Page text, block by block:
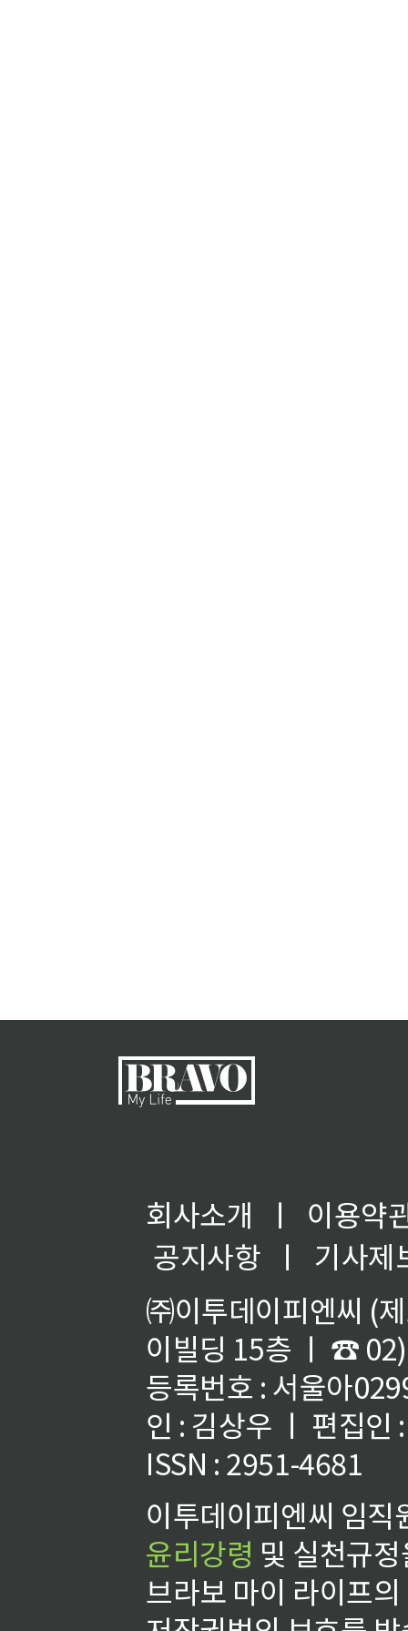
회사소개 ㅣ
이용약
공지사항
ㅣ
기사제
㈜이투데이피엔씨 (
이빌딩 15층 ㅣ ☎
등록번호 : 서울아
인 : 김상우 ㅣ 편집인
ISSN : 2951-4681
이투데이피엔씨 임
윤리강령 및 실천규
브라보 마이 라이프